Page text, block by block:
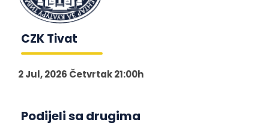
CZK Tivat
2 Jul, 2026 Četvrtak 21:00h
Podijeli sa drugima